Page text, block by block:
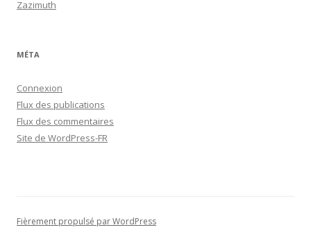
Zazimuth
MÉTA
Connexion
Flux des publications
Flux des commentaires
Site de WordPress-FR
Fièrement propulsé par WordPress